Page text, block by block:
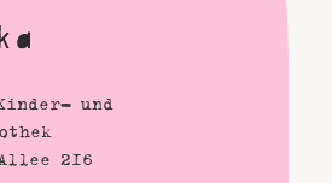
und
216